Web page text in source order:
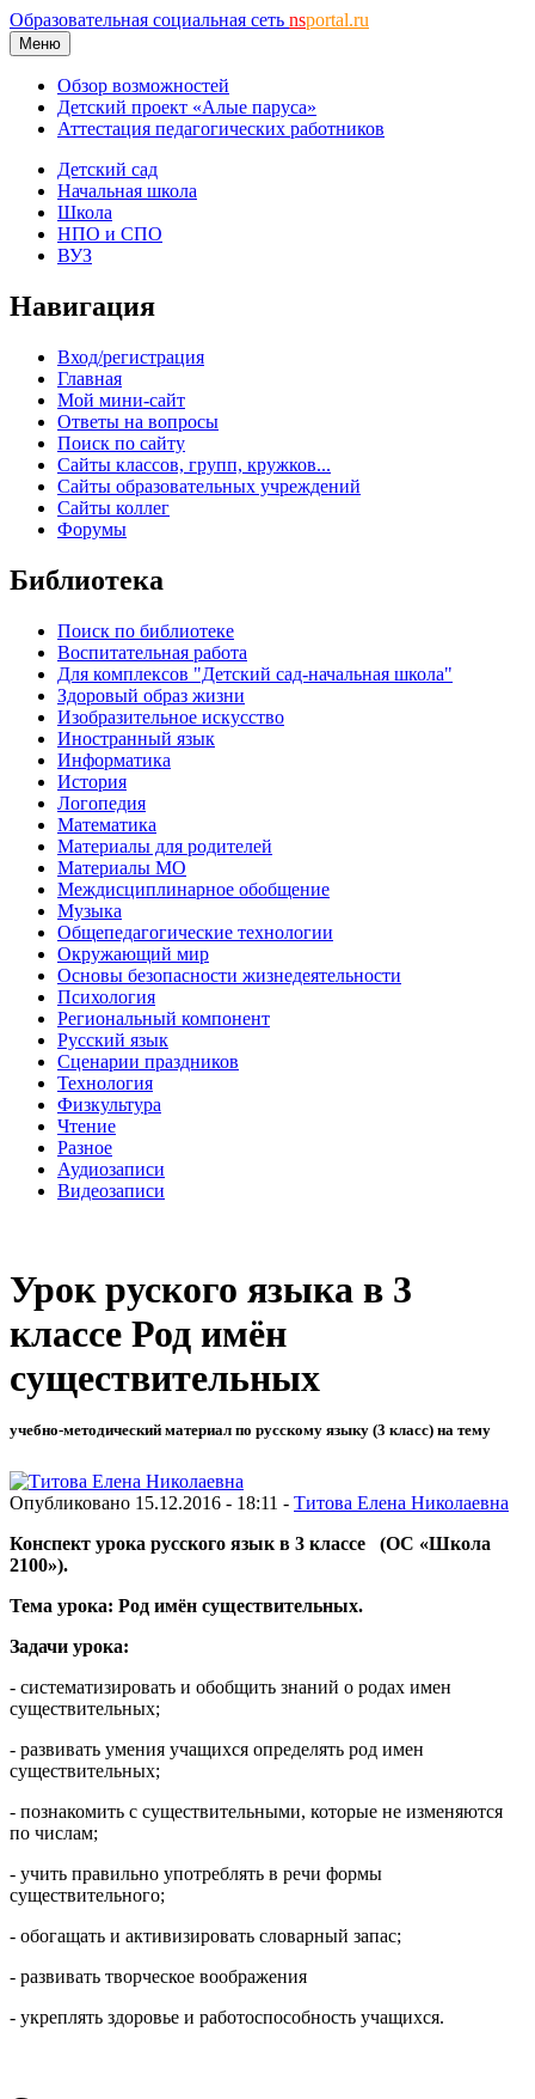
Образовательная социальная сеть nsportal.ru
Меню
Обзор возможностей
Детский проект «Алые паруса»
Аттестация педагогических работников
Детский сад
Начальная школа
Школа
НПО и СПО
ВУЗ
Навигация
Вход/регистрация
Главная
Мой мини-сайт
Ответы на вопросы
Поиск по сайту
Сайты классов, групп, кружков...
Сайты образовательных учреждений
Сайты коллег
Форумы
Библиотека
Поиск по библиотеке
Воспитательная работа
Для комплексов "Детский сад-начальная школа"
Здоровый образ жизни
Изобразительное искусство
Иностранный язык
Информатика
История
Логопедия
Математика
Материалы для родителей
Материалы МО
Междисциплинарное обобщение
Музыка
Общепедагогические технологии
Окружающий мир
Основы безопасности жизнедеятельности
Психология
Региональный компонент
Русский язык
Сценарии праздников
Технология
Физкультура
Чтение
Разное
Аудиозаписи
Видеозаписи
Урок руского языка в 3
классе Род имён
существительных
учебно-методический материал по русскому языку (3 класс) на тему
Опубликовано 15.12.2016 - 18:11 - Титова Елена Николаевна
Конспект урока русского язык в 3 классе (ОС «Школа
2100»).
Тема урока: Род имён существительных.
Задачи урока:
- систематизировать и обобщить знаний о родах имен
существительных;
- развивать умения учащихся определять род имен
существительных;
- познакомить с существительными, которые не изменяются
по числам;
- учить правильно употреблять в речи формы
существительного;
- обогащать и активизировать словарный запас;
- развивать творческое воображения
- укреплять здоровье и работоспособность учащихся.